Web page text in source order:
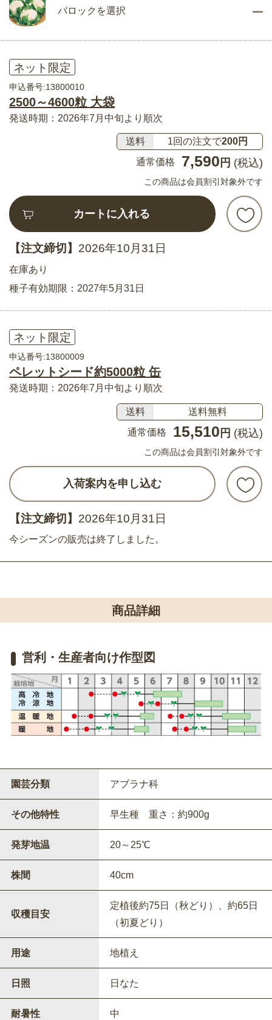
バロックを選択
ネット限定
申込番号:13800010
2500～4600粒 大袋
発送時期：2026年7月中旬より順次
送料 1回の注文で200円
通常価格
7,590 円 (税込)
この商品は会員割引対象外です
カートに入れる
【注文締切】 2026年10月31日
在庫あり
種子有効期限：2027年5月31日
ネット限定
申込番号:13800009
ペレットシード約5000粒 缶
発送時期：2026年7月中旬より順次
送料
送料無料
通常価格
15,510 円 (税込)
この商品は会員割引対象外です
入荷案内を申し込む
【注文締切】 2026年10月31日
今シーズンの販売は終了しました。
商品詳細
営利・生産者向け作型図
園芸分類 アブラナ科
その他特性 早生種 重さ：約900g
発芽地温 20～25℃
株間 40cm
収穫目安
定植後約75日（秋どり）、約65日
（初夏どり）
用途 地植え
日照 日なた
耐暑性 中